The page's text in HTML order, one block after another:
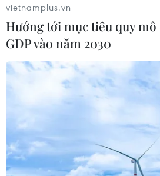
vietnamplus.vn
Hướng tới mục tiêu quy mô
GDP vào năm 2030